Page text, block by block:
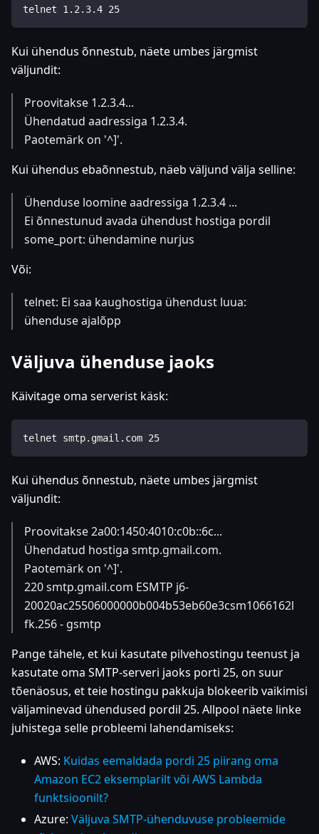
telnet 1.2.3.4 25
Kui ühendus õnnestub, näete umbes järgmist
väljundit:
Proovitakse 1.2.3.4...
Ühendatud aadressiga 1.2.3.4.
Paotemärk on '^]'.
Kui ühendus ebaõnnestub, näeb väljund välja selline:
Ühenduse loomine aadressiga 1.2.3.4 ...
Ei õnnestunud avada ühendust hostiga pordil
some_port: ühendamine nurjus
Või:
telnet: Ei saa kaughostiga ühendust luua:
ühenduse ajalõpp
Väljuva ühenduse jaoks
Käivitage oma serverist käsk:
telnet smtp.gmail.com 25
Kui ühendus õnnestub, näete umbes järgmist
väljundit:
Proovitakse 2a00:1450:4010:c0b::6c...
Ühendatud hostiga smtp.gmail.com.
Paotemärk on '^]'.
220 smtp.gmail.com ESMTP j6-
20020ac25506000000b004b53eb60e3csm1066162l
fk.256 - gsmtp
Pange tähele, et kui kasutate pilvehostingu teenust ja
kasutate oma SMTP-serveri jaoks porti 25, on suur
tõenäosus, et teie hostingu pakkuja blokeerib vaikimisi
väljaminevad ühendused pordil 25. Allpool näete linke
juhistega selle probleemi lahendamiseks:
AWS: Kuidas eemaldada pordi 25 piirang oma
Amazon EC2 eksemplarilt või AWS Lambda
funktsioonilt?
Azure: Väljuva SMTP-ühenduvuse probleemide